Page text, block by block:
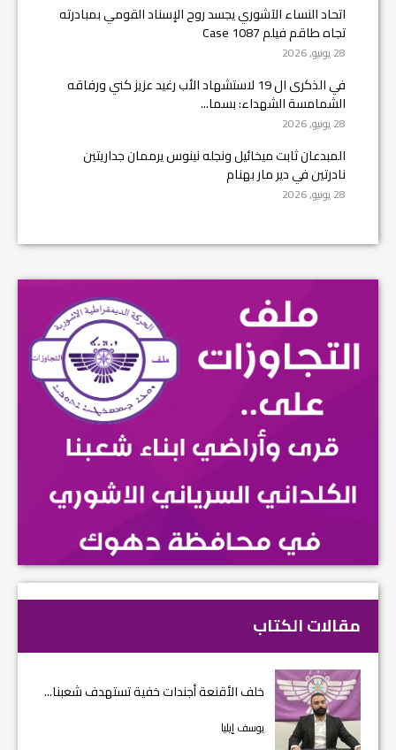
اتحاد النساء الآشوري يجسد روح الإسناد القومي بمبادرته
تجاه طاقم فيلم Case 1087
28 يونيو, 2026
في الذكرى ال 19 لاستشهاد الأب رغيد عزيز كني ورفاقه
الشمامسة الشهداء: بسما...
28 يونيو, 2026
المبدعان ثابت ميخائيل ونجله نينوس يرممان جداريتين
نادرتين في دير مار بهنام
28 يونيو, 2026
مقالات الكتاب
خلف الأقنعة أجندات خفية تستهدف شعبنا...
يوسف إيليا